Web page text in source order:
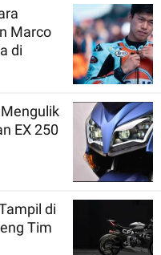
Marco
EX 250
di
Tim